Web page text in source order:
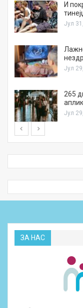
И
Јул
Јул
265
Јул
ЗА НАС